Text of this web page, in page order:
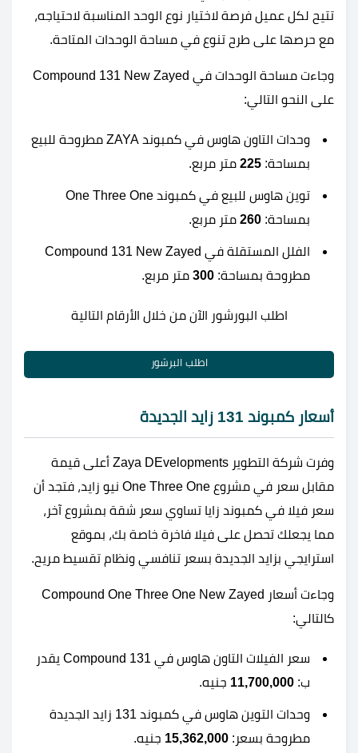
تتيح لكل عميل فرصة لاختيار نوع الوحد المناسبة لاحتياجه،
مع حرصها على طرح تنوع في مساحة الوحدات المتاحة.
وجاءت مساحة الوحدات في Compound 131 New Zayed
على النحو التالي:
وحدات التاون هاوس في كمبوند ZAYA مطروحة للبيع
بمساحة: 225 متر مربع.
توين هاوس للبيع في كمبوند One Three One
بمساحة: 260 متر مربع.
الفلل المستقلة في Compound 131 New Zayed
مطروحة بمساحة: 300 متر مربع.
اطلب البورشور الآن من خلال الأرقام التالية
اطلب البرشور
أسعار كمبوند 131 زايد الجديدة
وفرت شركة التطوير Zaya DEvelopments أعلى قيمة
مقابل سعر في مشروع One Three One نيو زايد، فتجد أن
سعر فيلا في كمبوند زايا تساوي سعر شقة بمشروع آخر،
مما يجعلك تحصل على فيلا فاخرة خاصة بك، بموقع
استرايجي بزايد الجديدة بسعر تنافسي ونظام تقسيط مريح.
وجاءت أسعار Compound One Three One New Zayed
كالتالي:
سعر الفيلات التاون هاوس في 131 Compound يقدر
ب: 11,700,000 جنيه.
وحدات التوين هاوس في كمبوند 131 زايد الجديدة
مطروحة بسعر: 15,362,000 جنيه.